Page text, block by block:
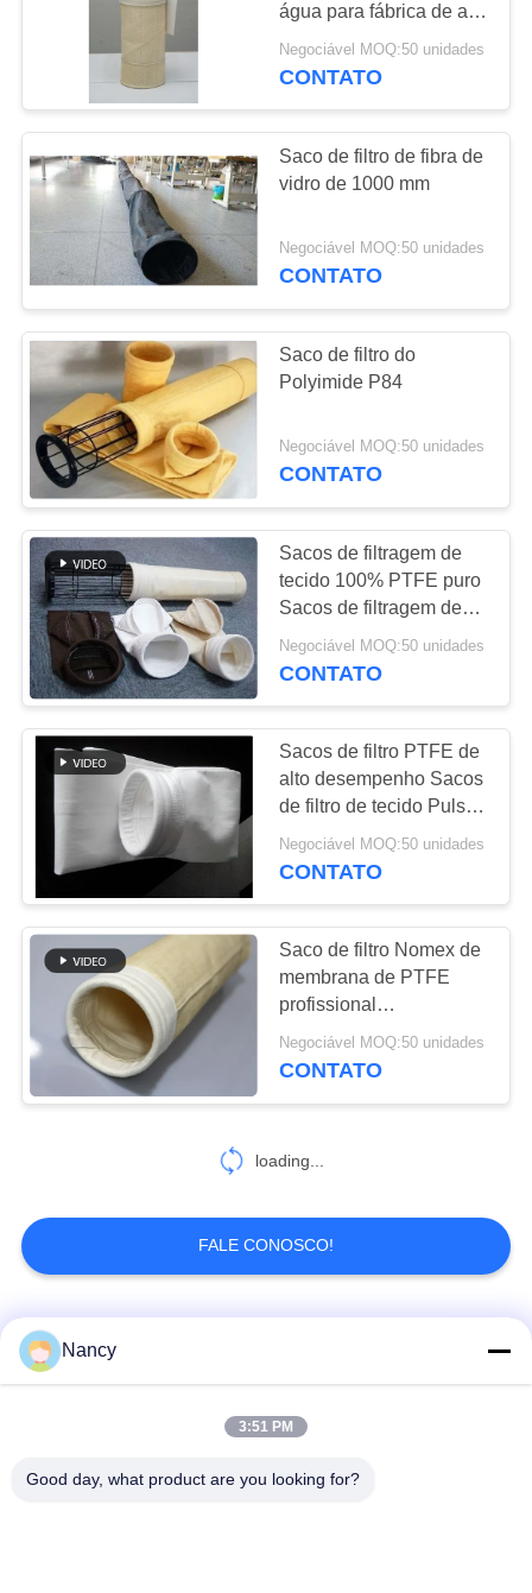
POLÍTICA
DE
PRIVACIDADE
água para fábrica de aço
/ fábrica de cimento
Negociável MOQ:50 unidades
CONTATO
Saco de filtro de fibra de
vidro de 1000 mm
Negociável MOQ:50 unidades
CONTATO
Saco de filtro do
Polyimide P84
Negociável MOQ:50 unidades
CONTATO
Sacos de filtragem de
tecido 100% PTFE puro
Sacos de filtragem de
plantas
1000mm~8000mm
Negociável MOQ:50 unidades
CONTATO
Sacos de filtro PTFE de
alto desempenho Sacos
de filtro de tecido Pulse
Jet
Negociável MOQ:50 unidades
CONTATO
Saco de filtro Nomex de
membrana de PTFE
profissional
450GSM~550GSM Anti-
abrasão
Negociável MOQ:50 unidades
CONTATO
loading...
FALE CONOSCO!
Categorias populares
Saco de filtro de
Nancy
3:51 PM
Good day, what product are you looking for?